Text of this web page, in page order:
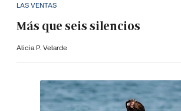
LAS VENTAS
Más que seis silencios
Alicia P. Velarde